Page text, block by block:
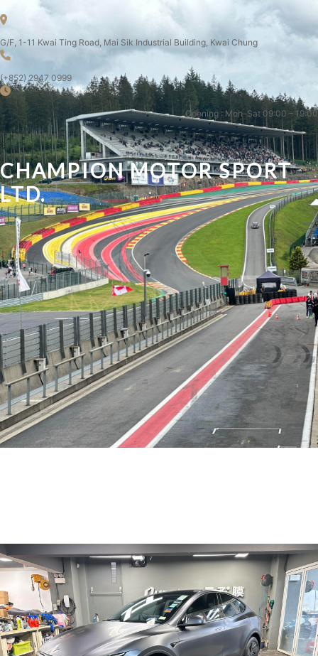
G/F, 1-11 Kwai Ting Road, Mai Sik Industrial Building, Kwai Chung
(+852) 2947 0999
Opening : Mon-Sat 09:00 – 19:00
CHAMPION MOTOR SPORT
LTD.